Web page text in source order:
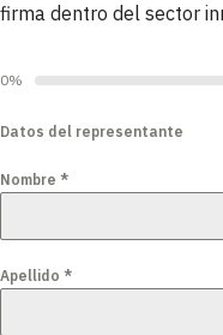
firma dentro del sector
0%
Datos del representante
Nombre *
Apellido *